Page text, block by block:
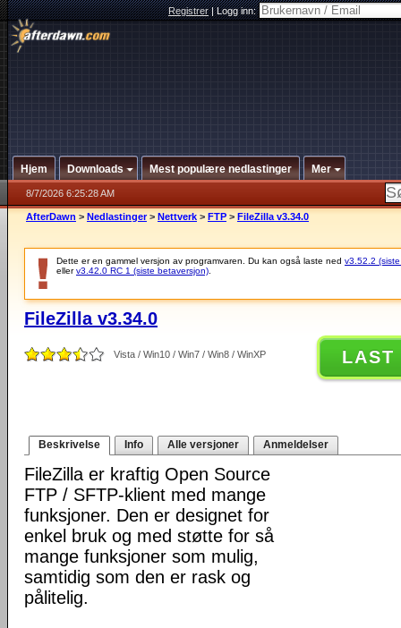
Registrer|Logg inn:
Hjem Downloads Mest populære nedlastinger Mer
8/7/2026 6:25:28 AM
AfterDawn > Nedlastinger > Nettverk > FTP > FileZilla v3.34.0
Dette er en gammel versjon av programvaren. Du kan også laste ned v3.52.2
ellerv3.42.0 RC 1 (siste betaversjon)
FileZilla v3.34.0
Vista / Win10 / Win7 / Win8 / WinXP LAST
Beskrivelse Info Alle versjoner Anmeldelser
FileZilla er kraftig Open Source
FTP / SFTP-klient med mange
funksjoner. Den er designet for
enkel bruk og med støtte for så
mange funksjoner som mulig,
samtidig som den er rask og
pålitelig.